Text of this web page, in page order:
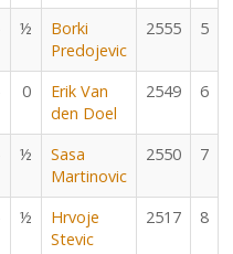
½
Borki
Predojevic
2555 5
0
Erik Van
den Doel
2549 6
½
Sasa
Martinovic
2550 7
½
Hrvoje
Stevic
2517 8